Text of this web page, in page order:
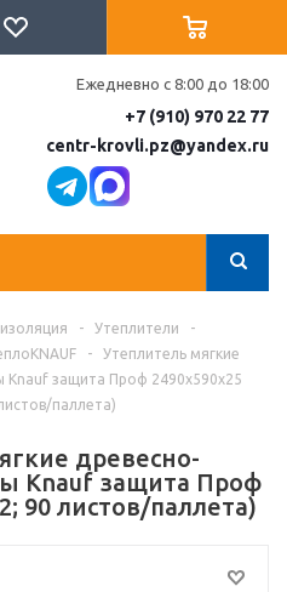
Ежедневно с 8:00 до 18:00
+7 (910) 970 22 77
centr-krovli.pz@yandex.ru
- Утеплители
-
-
Утеплитель мягкие
Knauf защита Проф 2490x590x25
паллета)
древесно-
Knauf защита Проф
90 листов/паллета)